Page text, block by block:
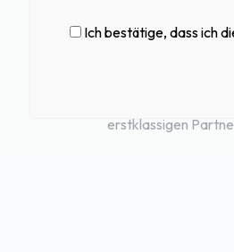
Nettoinventarwert
erstklassigen
AccèsIch bestätige, dass ich